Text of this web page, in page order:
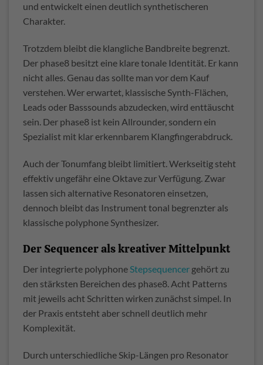
und entwickelt einen deutlich synthetischeren
Charakter.
Trotzdem bleibt die klangliche Bandbreite begrenzt.
Der phase8 besitzt eine klare tonale Identität. Er kann
nicht alles. Genau das sollte man vor dem Kauf
verstehen. Wer erwartet, klassische Synth-Flächen,
Leads oder Basssounds abzudecken, wird enttäuscht
sein. Der phase8 ist kein Allrounder, sondern ein
Spezialist mit klar erkennbarem Klangfingerabdruck.
Auch der Tonumfang bleibt limitiert. Werkseitig steht
effektiv ungefähr eine Oktave zur Verfügung. Zwar
lassen sich alternative Resonatoren einsetzen,
dennoch bleibt das Instrument tonal begrenzter als
klassische polyphone Synthesizer.
Der Sequencer als kreativer Mittelpunkt
Der integrierte polyphoneStepsequencer gehört zu
den stärksten Bereichen des phase8. Acht Patterns
mit jeweils acht Schritten wirken zunächst simpel. In
der Praxis entsteht aber schnell deutlich mehr
Komplexität.
Durch unterschiedliche Skip-Längen pro Resonator